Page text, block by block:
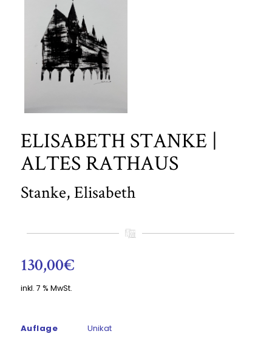
ELISABETH STANKE |
ALTES RATHAUS
Stanke, Elisabeth
130,00€
inkl. 7 % MwSt.
Auflage Unikat